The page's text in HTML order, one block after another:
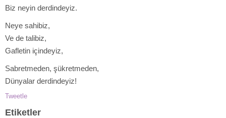
Biz neyin derdindeyiz.
Neye sahibiz,
Ve de talibiz,
Gafletin içindeyiz,
Sabretmeden, şükretmeden,
Dünyalar derdindeyiz!
Tweetle
Etiketler